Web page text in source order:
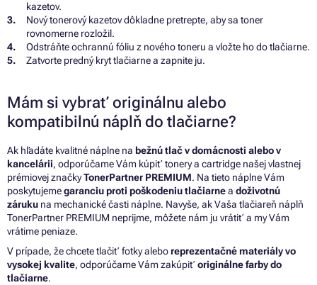
kazetov.
Nový tonerový kazetov dôkladne pretrepte, aby sa toner
rovnomerne rozložil.
Odstráňte ochrannú fóliu z nového toneru a vložte ho do tlačiarne.
Zatvorte predný kryt tlačiarne a zapnite ju.
Mám si vybrať originálnu alebo
kompatibilnú náplň do tlačiarne?
Ak hľadáte kvalitné náplne na bežnú tlač v domácnosti alebo v
kancelárii, odporúčame Vám kúpiť tonery a cartridge našej vlastnej
prémiovej značkyTonerPartner PREMIUM. Na tieto náplne Vám
poskytujemegaranciu proti poškodeniu tlačiarnea doživotnú
záruku na mechanické časti náplne. Navyše, ak Vaša tlačiareň náplň
TonerPartner PREMIUM neprijme, môžete nám ju vrátiť a my Vám
vrátime peniaze.
V prípade, že chcete tlačiť fotky aleboreprezentačné materiály vo
vysokej kvalite, odporúčame Vám zakúpiť originálne farby do
tlačiarne.